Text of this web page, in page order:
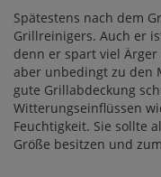
Spätestens nach dem
Grillreinigers. Auch er
denn er spart viel
aber unbedingt zu den
gute Grillabdeckung
Witterungseinflüssen
Feuchtigkeit. Sie sollte
Größe besitzen und